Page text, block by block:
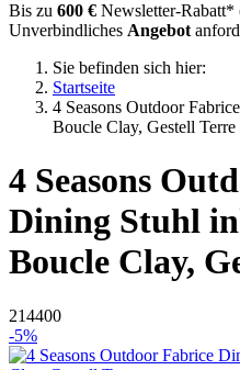
Bis zu 600 € Newsletter-Rabatt*
Unverbindliches Angebot
Sie befinden sich hier:
Startseite
4 Seasons Outdoor
Boucle Clay, Gestell Terre
4 Seasons
Dining Stuhl
Boucle Clay,
214400
-5%